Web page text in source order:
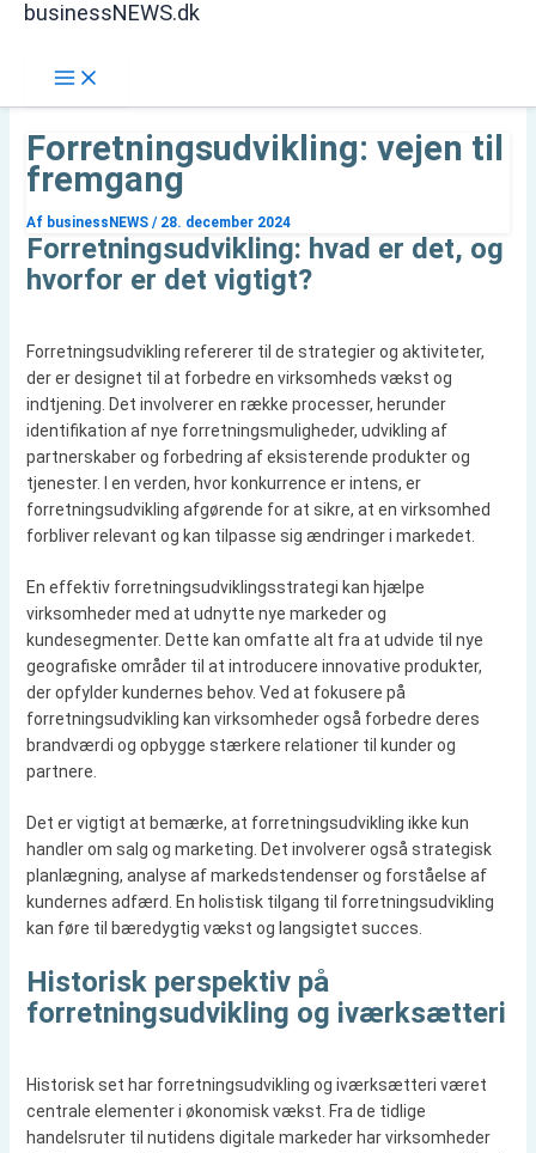
businessNEWS.dk
Forretningsudvikling: vejen til
fremgang
Af businessNEWS / 28. december 2024
Forretningsudvikling: hvad er det, og
hvorfor er det vigtigt?
Forretningsudvikling refererer til de strategier og aktiviteter,
der er designet til at forbedre en virksomheds vækst og
indtjening. Det involverer en række processer, herunder
identifikation af nye forretningsmuligheder, udvikling af
partnerskaber og forbedring af eksisterende produkter og
tjenester. I en verden, hvor konkurrence er intens, er
forretningsudvikling afgørende for at sikre, at en virksomhed
forbliver relevant og kan tilpasse sig ændringer i markedet.
En effektiv forretningsudviklingsstrategi kan hjælpe
virksomheder med at udnytte nye markeder og
kundesegmenter. Dette kan omfatte alt fra at udvide til nye
geografiske områder til at introducere innovative produkter,
der opfylder kundernes behov. Ved at fokusere på
forretningsudvikling kan virksomheder også forbedre deres
brandværdi og opbygge stærkere relationer til kunder og
partnere.
Det er vigtigt at bemærke, at forretningsudvikling ikke kun
handler om salg og marketing. Det involverer også strategisk
planlægning, analyse af markedstendenser og forståelse af
kundernes adfærd. En holistisk tilgang til forretningsudvikling
kan føre til bæredygtig vækst og langsigtet succes.
Historisk perspektiv på
forretningsudvikling og iværksætteri
Historisk set har forretningsudvikling og iværksætteri været
centrale elementer i økonomisk vækst. Fra de tidlige
handelsruter til nutidens digitale markeder har virksomheder